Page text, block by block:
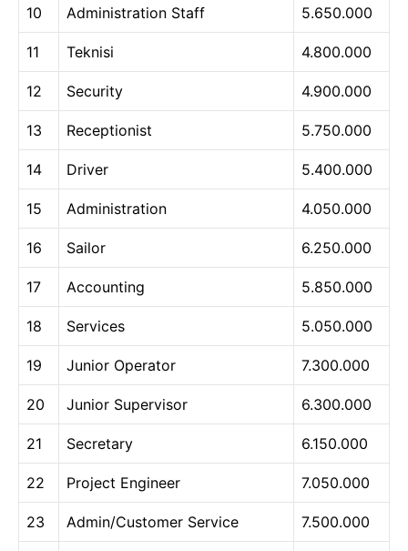
10 Administration Staff 5.650.000
11 Teknisi 4.800.000
12 Security 4.900.000
13 Receptionist 5.750.000
14 Driver 5.400.000
15 Administration 4.050.000
16 Sailor 6.250.000
17 Accounting 5.850.000
18 Services 5.050.000
19 Junior Operator 7.300.000
20 Junior Supervisor 6.300.000
21 Secretary 6.150.000
22 Project Engineer 7.050.000
23 Admin/Customer Service 7.500.000